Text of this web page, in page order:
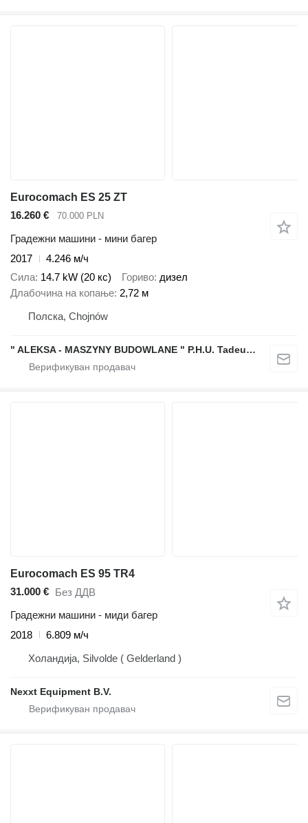
Eurocomach ES 25 ZT
16.260 €
70.000 PLN
Градежни машини - мини багер
2017
4.246 м/ч
Сила 14.7 kW (20 кс) Гориво дизел
Длабочина на копање 2,72 м
Полска, Chojnów
" ALEKSA - MASZYNY BUDOWLANE " P.H.U. Tadeusz Aleksa
Eurocomach ES 95 TR4
31.000 € Без ДДВ
Градежни машини - миди багер
2018
6.809 м/ч
Холандија, Silvolde ( Gelderland )
Nexxt Equipment B.V.